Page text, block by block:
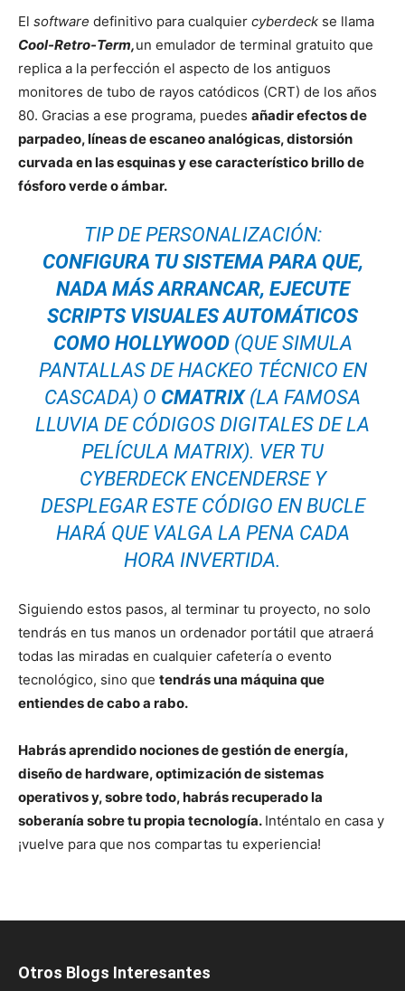
El software definitivo para cualquier cyberdeck se llama
Cool-Retro-Term,un emulador de terminal gratuito que
replica a la perfección el aspecto de los antiguos
monitores de tubo de rayos catódicos (CRT) de los años
80. Gracias a ese programa, puedes añadir efectos de
parpadeo, líneas de escaneo analógicas, distorsión
curvada en las esquinas y ese característico brillo de
fósforo verde o ámbar.
TIP DE PERSONALIZACIÓN:
CONFIGURA TU SISTEMA PARA QUE,
NADA MÁS ARRANCAR, EJECUTE
SCRIPTS VISUALES AUTOMÁTICOS
COMO HOLLYWOOD(QUE SIMULA
PANTALLAS DE HACKEO TÉCNICO EN
CASCADA) O CMATRIX(LA FAMOSA
LLUVIA DE CÓDIGOS DIGITALES DE LA
PELÍCULA MATRIX). VER TU
CYBERDECK ENCENDERSE Y
DESPLEGAR ESTE CÓDIGO EN BUCLE
HARÁ QUE VALGA LA PENA CADA
HORA INVERTIDA.
Siguiendo estos pasos, al terminar tu proyecto, no solo
tendrás en tus manos un ordenador portátil que atraerá
todas las miradas en cualquier cafetería o evento
tecnológico, sino que tendrás una máquina que
entiendes de cabo a rabo.
Habrás aprendido nociones de gestión de energía,
diseño de hardware, optimización de sistemas
operativos y, sobre todo, habrás recuperado la
soberanía sobre tu propia tecnología. Inténtalo en casa y
¡vuelve para que nos compartas tu experiencia!
Otros Blogs Interesantes